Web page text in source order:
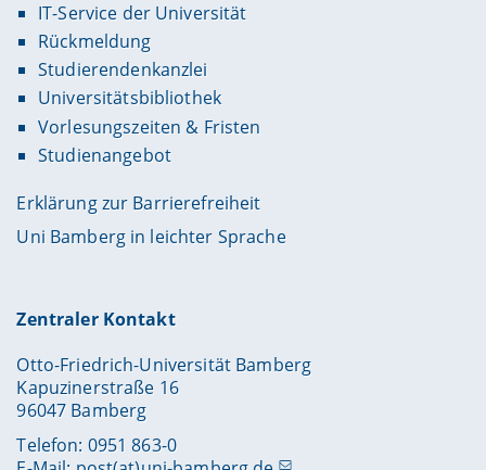
IT-Service der Universität
Rückmeldung
Studierendenkanzlei
Universitätsbibliothek
Vorlesungszeiten & Fristen
Studienangebot
Erklärung zur Barrierefreiheit
Uni Bamberg in leichter Sprache
Zentraler Kontakt
Otto-Friedrich-Universität Bamberg
Kapuzinerstraße 16
96047 Bamberg
Telefon: 0951 863-0